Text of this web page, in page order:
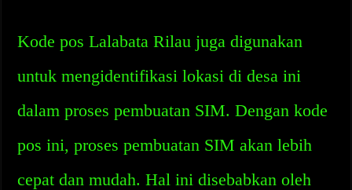
Kode pos Lalabata Rilau juga digunakan
untuk mengidentifikasi lokasi di desa ini
dalam proses pembuatan SIM. Dengan kode
pos ini, proses pembuatan SIM akan lebih
cepat dan mudah. Hal ini disebabkan oleh